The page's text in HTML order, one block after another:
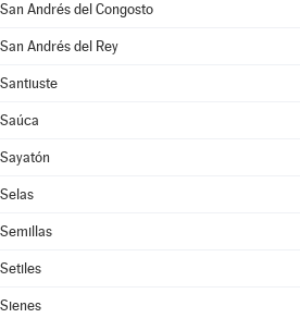
San Andrés del Congosto
San Andrés del Rey
Santiuste
Saúca
Sayatón
Selas
Semillas
Setiles
Sienes